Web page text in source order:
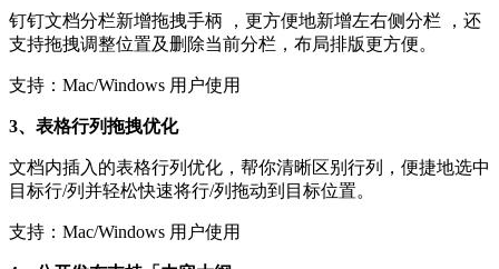
钉钉文档分栏新增拖拽手柄 ，更方便地新增左右侧分栏 ，还
支持拖拽调整位置及删除当前分栏，布局排版更方便​。
支持：Mac/Windows 用户使用
3、表格行列拖拽优化
文档内插入的表格行列优化，帮你清晰区别行列，便捷地选中
目标行/列并轻松快速将行/列拖动到目标位置。
支持：Mac/Windows 用户使用